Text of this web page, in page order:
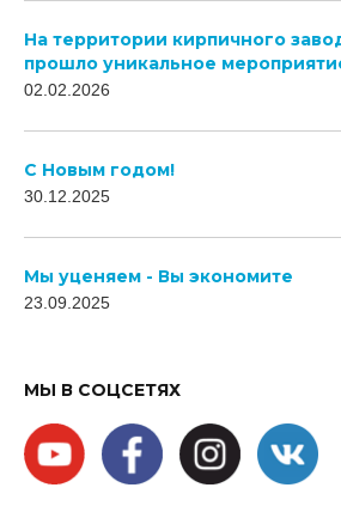
На территории кирпичного
прошло уникальное
02.02.2026
C Новым годом!
30.12.2025
Мы уценяем - Вы экономите
23.09.2025
МЫ В СОЦСЕТЯХ